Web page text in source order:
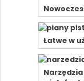
Łatwe w